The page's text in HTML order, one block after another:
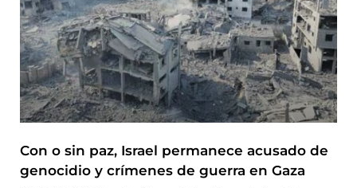
Con o sin paz, Israel permanece acusado de
genocidio y crímenes de guerra en Gaza